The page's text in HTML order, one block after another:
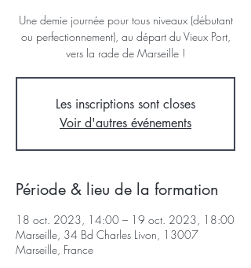
Une demie journée pour tous niveaux (débutant
ou perfectionnement), au départ du Vieux Port,
vers la rade de Marseille !
Les inscriptions sont closes
Voir d'autres événements
Période & lieu de la formation
18 oct. 2023, 14:00 – 19 oct. 2023, 18:00
Marseille, 34 Bd Charles Livon, 13007
Marseille, France